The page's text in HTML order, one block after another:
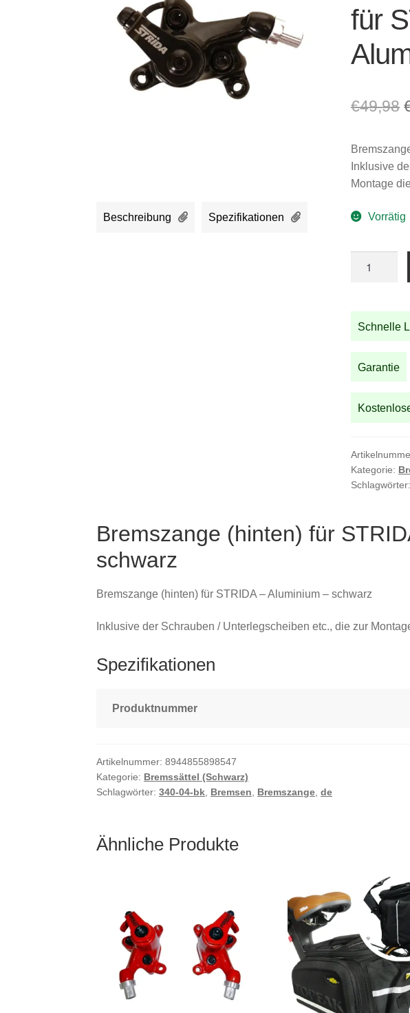
für
€49,98
Inklusive
Montage
Vorrätig
STRIDA
schwarz
Schnelle
Garantie
Kategorie:
Beschreibung Spezifikationen
Bremszange (hinten) für
schwarz
Bremszange (hinten) für STRIDA – Aluminium – schwarz
Inklusive der Schrauben / Unterlegscheiben etc., die zur
Spezifikationen
Produktnummer
Artikelnummer:8944855898547
Kategorie: Bremssättel (Schwarz)
Schlagwörter:340-04-bk Bremsen Bremszange ,de
Ähnliche Produkte